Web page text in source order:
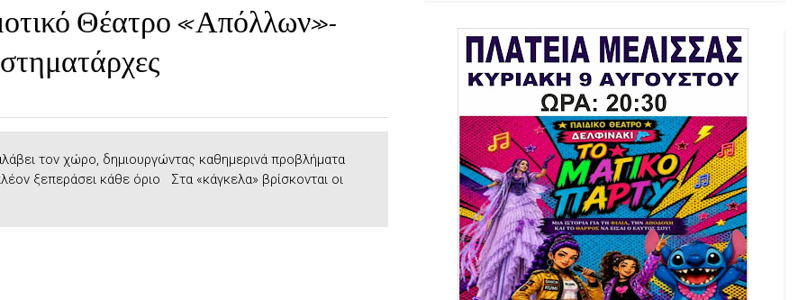
Θέατρο «Απόλλων»-
τον χώρο, δημιουργώντας καθημερινά προβλήματα
ξεπεράσει κάθε όριο Στα «κάγκελα» βρίσκονται οι